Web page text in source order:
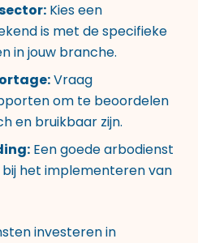
Kies een
is met de specifieke
in jouw branche.
Vraag
om te beoordelen
en bruikbaar zijn.
Een goede arbodienst
het implementeren van
investeren in